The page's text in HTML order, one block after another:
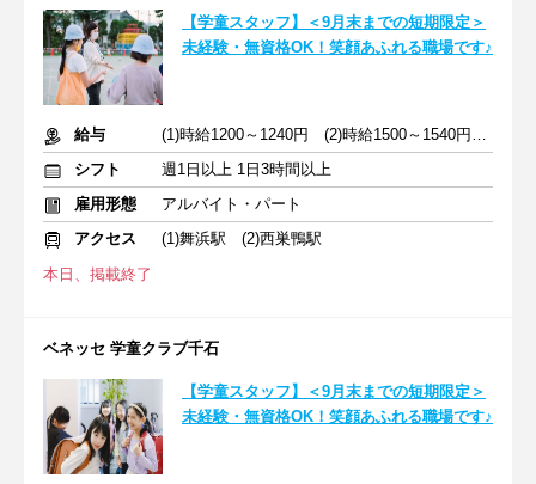
【学童スタッフ】＜9月末までの短期限定＞
未経験・無資格OK！笑顔あふれる職場です♪
給与
(1)時給1200～1240円 (2)時給1500～1540円 +交通費支給
シフト
週1日以上 1日3時間以上
雇用形態
アルバイト・パート
アクセス
(1)舞浜駅 (2)西巣鴨駅
本日、掲載終了
ベネッセ 学童クラブ千石
【学童スタッフ】＜9月末までの短期限定＞
未経験・無資格OK！笑顔あふれる職場です♪